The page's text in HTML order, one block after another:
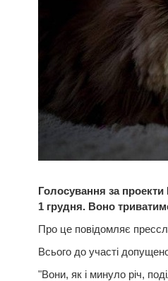
Голосування за
1 грудня. Воно
Про це повідомляє
Всього до участі
"Вони, як і минуло річ,